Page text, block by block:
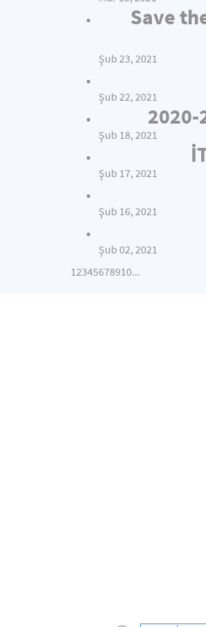
Save
Şub 23, 2021
Şub 22, 2021
2020-
Şub 18, 2021
Şub 17, 2021
Şub 16, 2021
Şub 02, 2021
12345678910...